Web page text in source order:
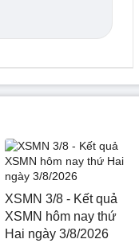
XSMN 3/8 - Kết quả
XSMN hôm nay thứ
Hai ngày 3/8/2026